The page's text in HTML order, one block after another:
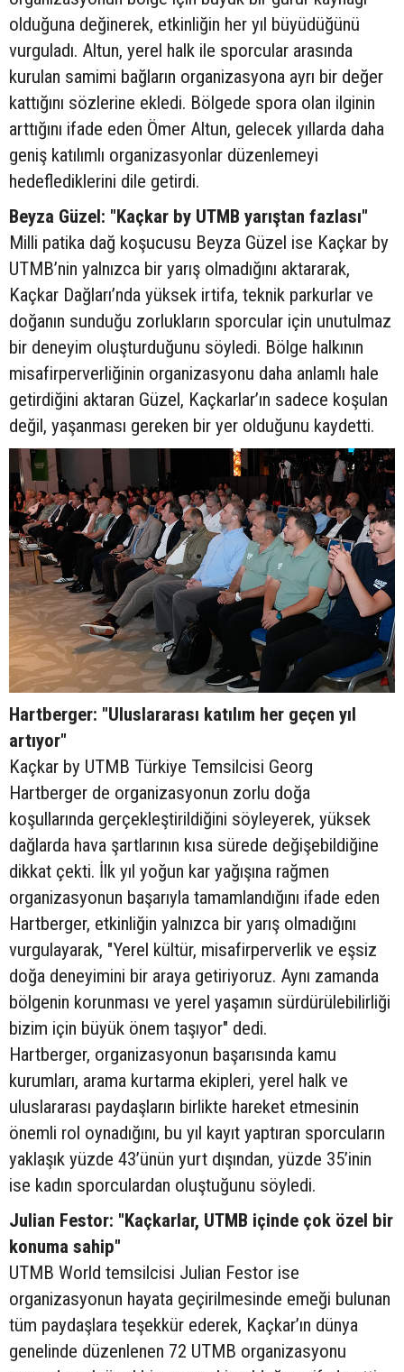
olduğuna değinerek, etkinliğin her yıl büyüdüğünü
vurguladı. Altun, yerel halk ile sporcular arasında
kurulan samimi bağların organizasyona ayrı bir değer
kattığını sözlerine ekledi. Bölgede spora olan ilginin
arttığını ifade eden Ömer Altun, gelecek yıllarda daha
geniş katılımlı organizasyonlar düzenlemeyi
hedeflediklerini dile getirdi.
Beyza Güzel: "Kaçkar by UTMB yarıştan fazlası"
Milli patika dağ koşucusu Beyza Güzel ise Kaçkar by
UTMB’nin yalnızca bir yarış olmadığını aktararak,
Kaçkar Dağları’nda yüksek irtifa, teknik parkurlar ve
doğanın sunduğu zorlukların sporcular için unutulmaz
bir deneyim oluşturduğunu söyledi. Bölge halkının
misafirperverliğinin organizasyonu daha anlamlı hale
getirdiğini aktaran Güzel, Kaçkarlar’ın sadece koşulan
değil, yaşanması gereken bir yer olduğunu kaydetti.
Hartberger: "Uluslararası katılım her geçen yıl
artıyor"
Kaçkar by UTMB Türkiye Temsilcisi Georg
Hartberger de organizasyonun zorlu doğa
koşullarında gerçekleştirildiğini söyleyerek, yüksek
dağlarda hava şartlarının kısa sürede değişebildiğine
dikkat çekti. İlk yıl yoğun kar yağışına rağmen
organizasyonun başarıyla tamamlandığını ifade eden
Hartberger, etkinliğin yalnızca bir yarış olmadığını
vurgulayarak, "Yerel kültür, misafirperverlik ve eşsiz
doğa deneyimini bir araya getiriyoruz. Aynı zamanda
bölgenin korunması ve yerel yaşamın sürdürülebilirliği
bizim için büyük önem taşıyor" dedi.
Hartberger, organizasyonun başarısında kamu
kurumları, arama kurtarma ekipleri, yerel halk ve
uluslararası paydaşların birlikte hareket etmesinin
önemli rol oynadığını, bu yıl kayıt yaptıran sporcuların
yaklaşık yüzde 43’ünün yurt dışından, yüzde 35’inin
ise kadın sporculardan oluştuğunu söyledi.
Julian Festor: "Kaçkarlar, UTMB içinde çok özel bir
konuma sahip"
UTMB World temsilcisi Julian Festor ise
organizasyonun hayata geçirilmesinde emeği bulunan
tüm paydaşlara teşekkür ederek, Kaçkar’ın dünya
genelinde düzenlenen 72 UTMB organizasyonu